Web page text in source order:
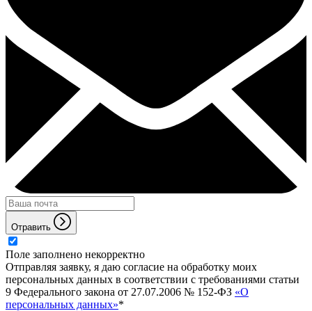
Отравить
Поле заполнено некорректно
Отправляя заявку, я даю согласие на обработку моих
персональных данных в соответствии с требованиями статьи
9 Федерального закона от 27.07.2006 № 152-ФЗ «О
персональных данных»*